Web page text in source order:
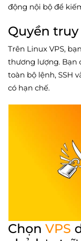
động nội bộ để
Quyền
Trên Linux VPS,
thương lượng. Bạn
toàn bộ lệnh, SSH
có hạn chế.
ChọnVPS